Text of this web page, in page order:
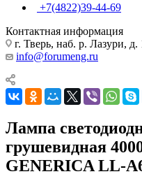
+7(4822)39-44-69
Контактная информация
г. Тверь, наб. р. Лазури, д.
info@forumeng.ru
Лампа
грушевидная
GENERICA LL-